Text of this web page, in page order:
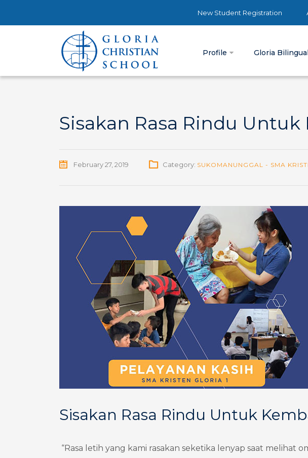
New Student Registration
Profile Gloria
Sisakan Rasa Rindu
February 27, 2019 Category: SUKOMANUNGGAL - SMA
Sisakan Rasa Rindu Untuk
“Rasa letih yang kami rasakan seketika lenyap saat melihat